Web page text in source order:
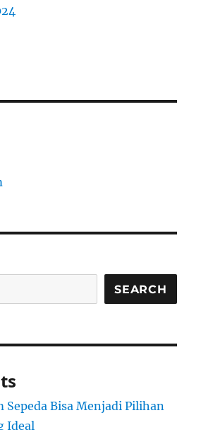
SEARCH
Sepeda Bisa Menjadi Pilihan
Ideal